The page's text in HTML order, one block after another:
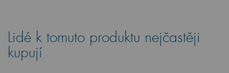
Lidé k tomuto produktu nejčastěji
kupují